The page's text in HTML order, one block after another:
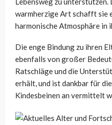
warmherzige Art schafft sie
harmonische Atmosphäre in
Die enge Bindung zu ihren
ebenfalls von großer
Ratschläge und die
erhält, und ist dankbar für
Kindesbeinen an vermittelt